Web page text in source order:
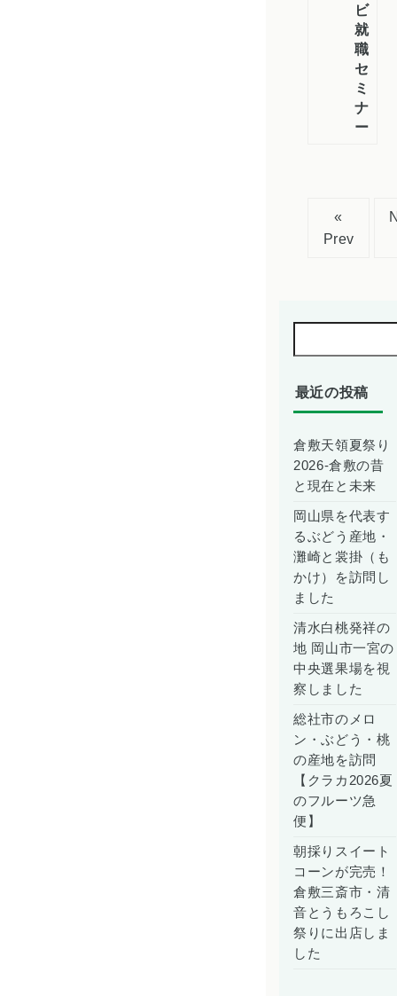
ビ
就
職
セ
ミ
ナ
ー
«
Prev
最近の投稿
倉敷天領夏祭り
2026-倉敷の昔
と現在と未来
岡山県を代表す
るぶどう産地・
灘崎と裳掛（も
かけ）を訪問し
ました
清水白桃発祥の
地 岡山市一宮の
中央選果場を視
察しました
総社市のメロ
ン・ぶどう・桃
の産地を訪問
【クラカ2026夏
のフルーツ急
便】
朝採りスイート
コーンが完売！
倉敷三斎市・清
音とうもろこし
祭りに出店しま
した